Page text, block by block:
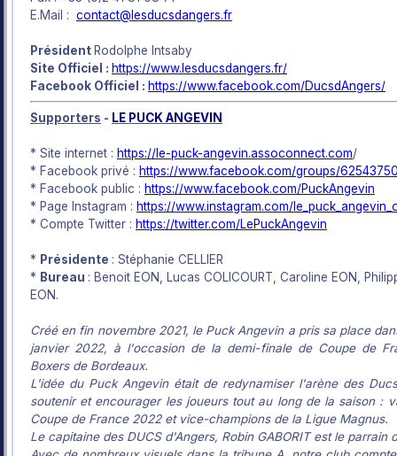
E.Mail : contact@lesducsdangers.fr
Président Rodolphe Intsaby
Site Officiel : https://www.lesducsdangers.fr/
Facebook Officiel : https://www.facebook.com/DucsdAngers/
Supporters - LE PUCK ANGEVIN
* Site internet : https://le-puck-angevin.assoconnect.com/
* Facebook privé : https://www.facebook.com/groups/
* Facebook public : https://www.facebook.com/PuckAngevin
* Page Instagram : https://www.instagram.com/
* Compte Twitter : https://twitter.com/LePuckAngevin
* Présidente : Stéphanie CELLIER
* Bureau : Benoit EON, Lucas COLICOURT, Caroline EON,
EON.
Créé en fin novembre 2021, le Puck Angevin a pris sa place
janvier 2022, à l'occasion de la demi-finale de Coupe de
Boxers de Bordeaux.
L'idée du Puck Angevin était de redynamiser l'arène des
soutenir et encourager les joueurs tout au long de la saison :
Coupe de France 2022 et vice-champions de la Ligue Magnus.
Le capitaine des DUCS d'Angers, Robin GABORIT est le parrain